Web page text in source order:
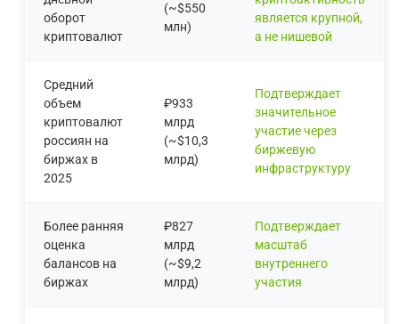
оборот
криптовалют
(~$550
млн)
является крупной,
а не нишевой
Средний
объем
криптовалют
россиян на
биржах в
2025
₽933
млрд
(~$10,3
млрд)
Подтверждает
значительное
участие через
биржевую
инфраструктуру
Более ранняя
оценка
балансов на
биржах
₽827
млрд
(~$9,2
млрд)
Подтверждает
масштаб
внутреннего
участия